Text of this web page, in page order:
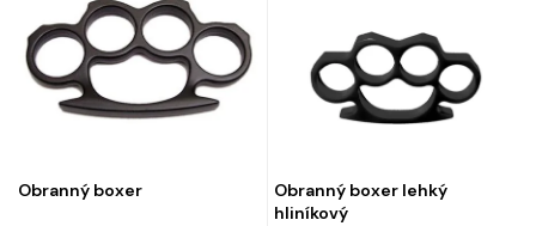
Obranný boxer
Obranný boxer lehký
hliníkový